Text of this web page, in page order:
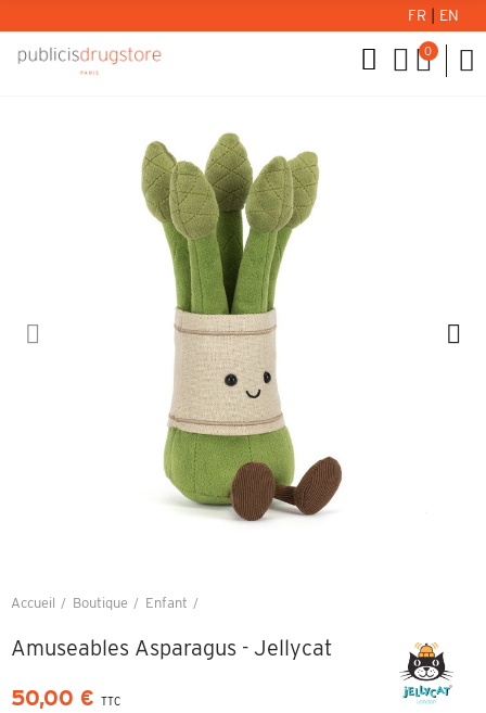
FR EN
0
Accueil Boutique Enfant
Amuseables Asparagus - Jellycat
50,00 € TTC